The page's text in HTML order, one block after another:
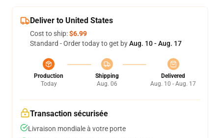
Deliver to United States
Cost to ship:$6.99
Standard - Order today to get byAug. 10 - Aug. 17
Production
Today
Shipping
Aug. 06
Delivered
Aug. 10 - Aug. 17
Transaction sécurisée
Livraison mondiale à votre porte